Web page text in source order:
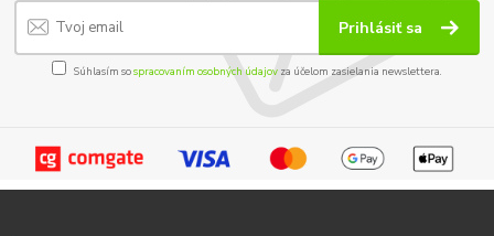
Prihlásiť sa
Súhlasím sospracovaním osobných údajov za účelom zasielania newslettera.